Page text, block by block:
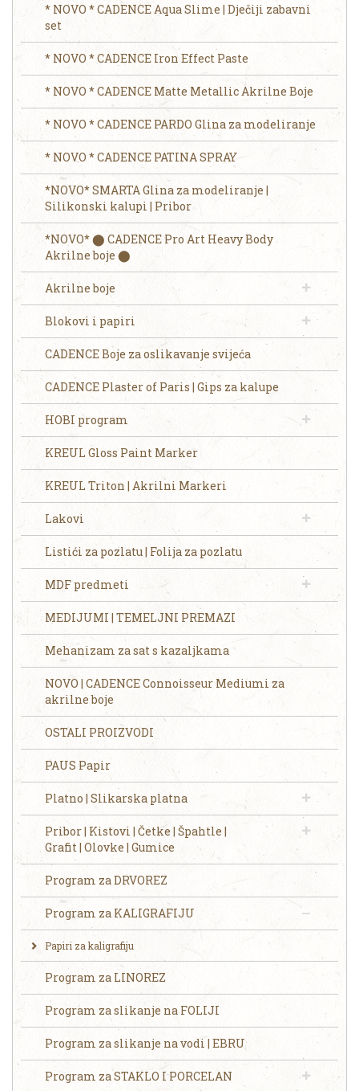
* NOVO * CADENCE Aqua Slime | Dječiji zabavni
set
* NOVO * CADENCE Iron Effect Paste
* NOVO * CADENCE Matte Metallic Akrilne Boje
* NOVO * CADENCE PARDO Glina za modeliranje
* NOVO * CADENCE PATINA SPRAY
*NOVO* SMARTA Glina za modeliranje |
Silikonski kalupi | Pribor
*NOVO* ⬤ CADENCE Pro Art Heavy Body
Akrilne boje ⬤
Akrilne boje
Blokovi i papiri
CADENCE Boje za oslikavanje svijeća
CADENCE Plaster of Paris | Gips za kalupe
HOBI program
KREUL Gloss Paint Marker
KREUL Triton | Akrilni Markeri
Lakovi
Listići za pozlatu | Folija za pozlatu
MDF predmeti
MEDIJUMI | TEMELJNI PREMAZI
Mehanizam za sat s kazaljkama
NOVO | CADENCE Connoisseur Mediumi za
akrilne boje
OSTALI PROIZVODI
PAUS Papir
Platno | Slikarska platna
Pribor | Kistovi | Četke | Špahtle |
Grafit | Olovke | Gumice
Program za DRVOREZ
Program za KALIGRAFIJU
Papiri za kaligrafiju
Program za LINOREZ
Program za slikanje na FOLIJI
Program za slikanje na vodi | EBRU
Program za STAKLO I PORCELAN